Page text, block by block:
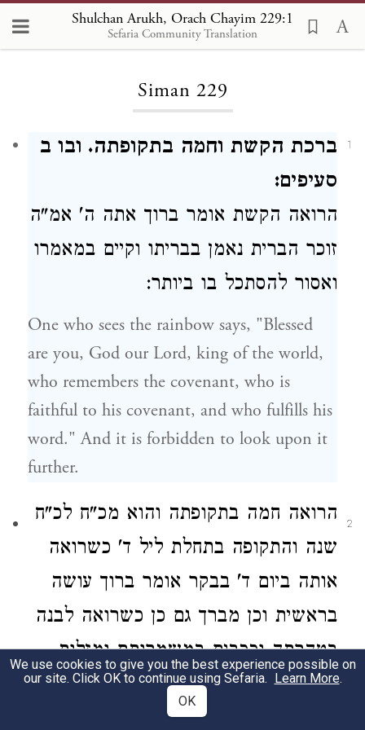
Shulchan Arukh, Orach Chayim 229:1
Sefaria Community Translation
Loading...
Siman 229
1
ברכת הקשת וחמה בתקופתה. ובו ב
סעיפים:
הרואה הקשת אומר ברוך אתה ה' אמ"ה
זוכר הברית נאמן בבריתו וקיים במאמרו
ואסור להסתכל בו ביותר:
One who sees the rainbow says, "Blessed
are you, God our Lord, king of the world,
who remembers the covenant, who is
faithful to his covenant, and who fulfills his
word." And it is forbidden to look upon it
further.
2 הרואה חמה בתקופתה והוא מכ"ח לכ"ח
שנה והתקופה בתחלת ליל ד' כשרואה
אותה ביום ד' בבקר אומר ברוך עושה
בראשית וכן מברך גם כן כשרואה לבנה
בטהרתה וככבים במשמרותם ומזלות
בעתםדהיינו כשתחזור הלבנה בתחלת
מזל טלה בתחלת החדש ולא תהיה נוטה
We use cookies to give you the best experience possible on
our site. Click OK to continue using Sefaria. Learn More.
OK